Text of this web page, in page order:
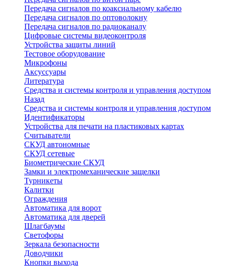
Передача сигналов по коаксиальному кабелю
Передача сигналов по оптоволокну
Передача сигналов по радиоканалу
Цифровые системы видеоконтроля
Устройства защиты линий
Тестовое оборудование
Микрофоны
Аксуссуары
Литература
Средства и системы контроля и управления доступом
Назад
Средства и системы контроля и управления доступом
Идентификаторы
Устройства для печати на пластиковых картах
Считыватели
СКУД автономные
СКУД сетевые
Биометрические СКУД
Замки и электромеханические защелки
Турникеты
Калитки
Ограждения
Автоматика для ворот
Автоматика для дверей
Шлагбаумы
Светофоры
Зеркала безопасности
Доводчики
Кнопки выхода